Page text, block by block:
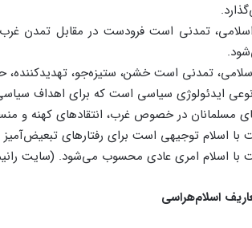
تمدنی است فرودست در مقابل تمدن غرب
تمدنی است خشن، ستیزه‌جو، تهدید‌کننده،
نوعی ایدئولوژی سیاسی است که برای اهداف
مسلمانان در خصوص غرب، انتقاد‌های کهنه و
اسلام توجیهی است برای رفتارهای تبعیض‌آمیز
اسلام امری عادی محسوب می‌شود. (سایت
اسلام‌هراسی